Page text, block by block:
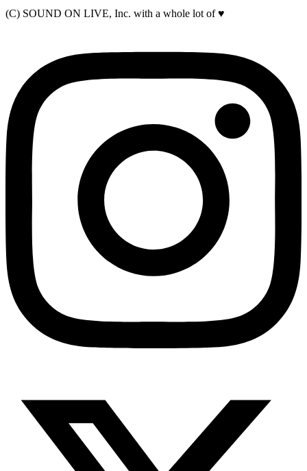
(C) SOUND ON LIVE, Inc. with a whole lot of ♥